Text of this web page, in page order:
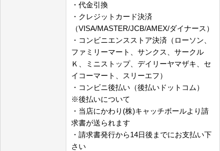
・代金引換
・クレジットカード決済
（VISA/MASTER/JCB/AMEX/ダイナース）
・コンビニエンスストア決済（ローソン、
ファミリーマート、サンクス、サークル
Ｋ、ミニストップ、デイリーヤマザキ、セ
イコーマート、スリーエフ）
・コンビニ後払い（後払いドットコム）
※後払いについて
・当店にかわり(株)キャッチボールより請
求書が送られます
・請求書発行から14日後までにお支払い下
さい